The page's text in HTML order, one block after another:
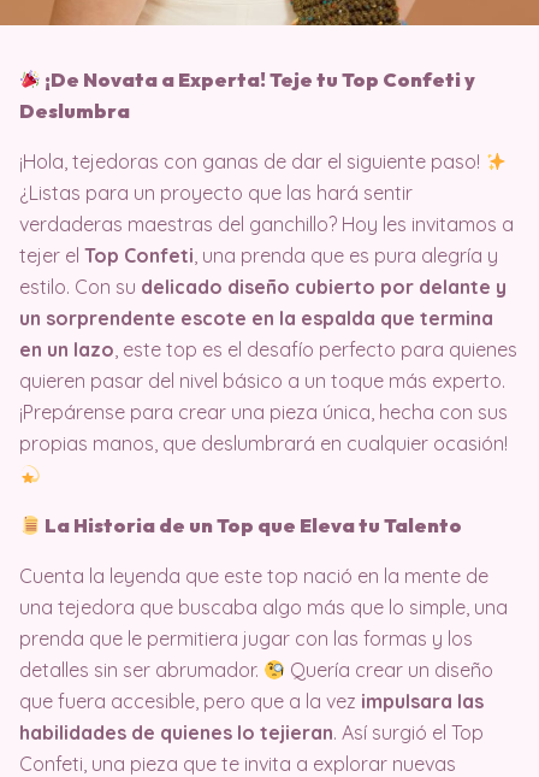
¡De Novata a Experta! Teje tu Top Confeti y
Deslumbra
¡Hola, tejedoras con ganas de dar el siguiente paso!
¿Listas para un proyecto que las hará sentir
verdaderas maestras del ganchillo? Hoy les invitamos a
tejer el Top Confeti, una prenda que es pura alegría y
estilo. Con su delicado diseño cubierto por delante y
un sorprendente escote en la espalda que termina
en un lazo, este top es el desafío perfecto para quienes
quieren pasar del nivel básico a un toque más experto.
¡Prepárense para crear una pieza única, hecha con sus
propias manos, que deslumbrará en cualquier ocasión!
La Historia de un Top que Eleva tu Talento
Cuenta la leyenda que este top nació en la mente de
una tejedora que buscaba algo más que lo simple, una
prenda que le permitiera jugar con las formas y los
detalles sin ser abrumador.
Quería crear un diseño
que fuera accesible, pero que a la vez impulsara las
habilidades de quienes lo tejieran. Así surgió el Top
Confeti, una pieza que te invita a explorar nuevas